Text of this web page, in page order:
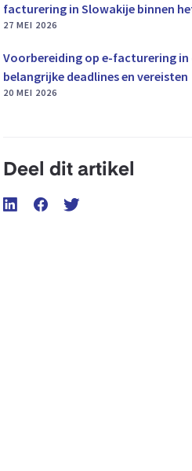
facturering in Slowakije binnen
27 MEI 2026
Voorbereiding op e-facturering in
belangrijke deadlines en vereisten
20 MEI 2026
Deel dit artikel